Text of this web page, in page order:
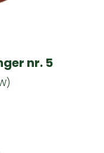
nr. 5